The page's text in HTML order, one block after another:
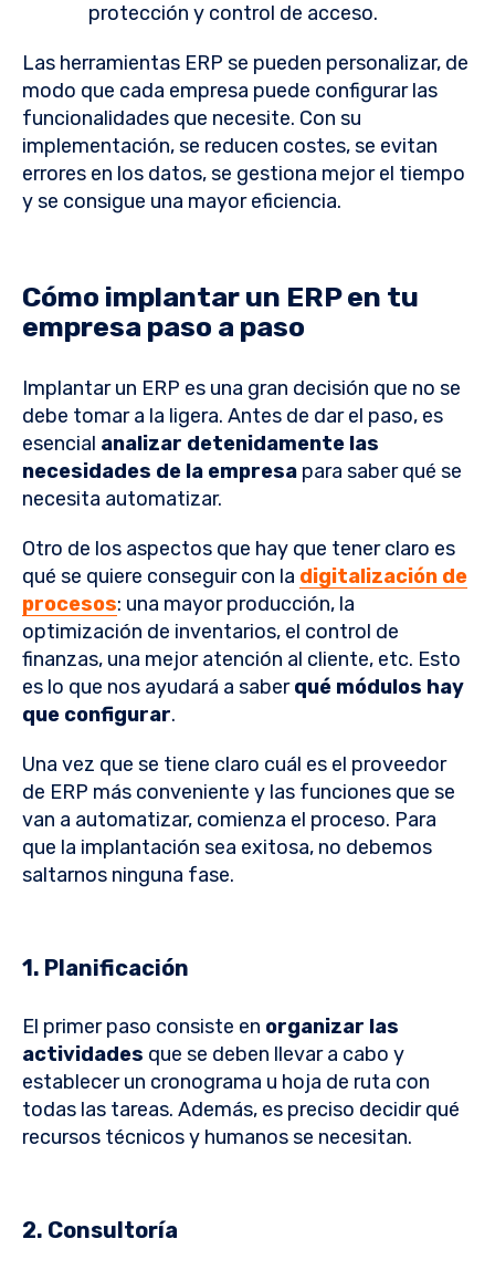
protección y control de acceso.
Las herramientas ERP se pueden personalizar, de
modo que cada empresa puede configurar las
funcionalidades que necesite. Con su
implementación, se reducen costes, se evitan
errores en los datos, se gestiona mejor el tiempo
y se consigue una mayor eficiencia.
Cómo implantar un ERP en tu
empresa paso a paso
Implantar un ERP es una gran decisión que no se
debe tomar a la ligera. Antes de dar el paso, es
esencial analizar detenidamente las
necesidades de la empresa para saber qué se
necesita automatizar.
Otro de los aspectos que hay que tener claro es
qué se quiere conseguir con la digitalización de
procesos: una mayor producción, la
optimización de inventarios, el control de
finanzas, una mejor atención al cliente, etc. Esto
es lo que nos ayudará a saberqué módulos hay
que configurar.
Una vez que se tiene claro cuál es el proveedor
de ERP más conveniente y las funciones que se
van a automatizar, comienza el proceso. Para
que la implantación sea exitosa, no debemos
saltarnos ninguna fase.
1. Planificación
El primer paso consiste en organizar las
actividades que se deben llevar a cabo y
establecer un cronograma u hoja de ruta con
todas las tareas. Además, es preciso decidir qué
recursos técnicos y humanos se necesitan.
2. Consultoría